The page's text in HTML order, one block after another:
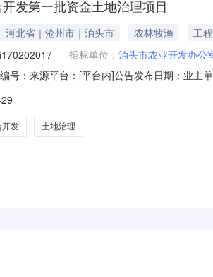
发第一批资金土地治理项目
河北省｜沧州市｜泊头市 农林牧渔
工程
招标单位： 泊头市农业开发办公
号：来源平台：[平台内]公告发布日期：业主
头市-->招标内容：-->招标编号：
开发 土地治理